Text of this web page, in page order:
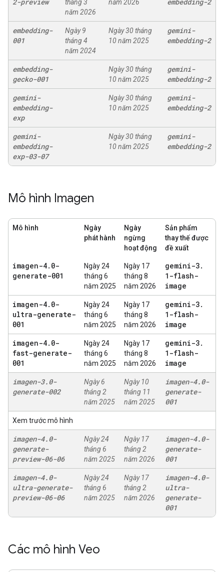
tháng 3
năm 2026
năm 2026
embedding-
001
Ngày 9
tháng 4
năm 2024
Ngày 30 tháng
10 năm 2025
gemini-
embedding-2
embedding-
gecko-001
Ngày 30 tháng
10 năm 2025
gemini-
embedding-2
gemini-
embedding-
exp
Ngày 30 tháng
10 năm 2025
gemini-
embedding-2
gemini-
embedding-
exp-03-07
Ngày 30 tháng
10 năm 2025
gemini-
embedding-2
Mô hình Imagen
Mô hình
Ngày
phát hành
Ngày
ngừng
hoạt động
Sản phẩm
thay thế được
đề xuất
imagen-4. 0-
generate-001
Ngày 24
tháng 6
năm 2025
Ngày 17
tháng 8
năm 2026
gemini-3.
1-flash-
image
imagen-4. 0-
ultra-generate-
001
Ngày 24
tháng 6
năm 2025
Ngày 17
tháng 8
năm 2026
gemini-3.
1-flash-
image
imagen-4. 0-
fast-generate-
001
Ngày 24
tháng 6
năm 2025
Ngày 17
tháng 8
năm 2026
gemini-3.
1-flash-
image
imagen-3.0-
generate-002
Ngày 6
tháng 2
năm 2025
Ngày 10
tháng 11
năm 2025
imagen-4.0-
generate-
001
Xem trước mô hình
imagen-4.0-
generate-
preview-06-06
Ngày 24
tháng 6
năm 2025
Ngày 17
tháng 2
năm 2026
imagen-4.0-
generate-
001
imagen-4.0-
ultra-generate-
preview-06-06
Ngày 24
tháng 6
năm 2025
Ngày 17
tháng 2
năm 2026
imagen-4.0-
ultra-
generate-
001
Các mô hình Veo